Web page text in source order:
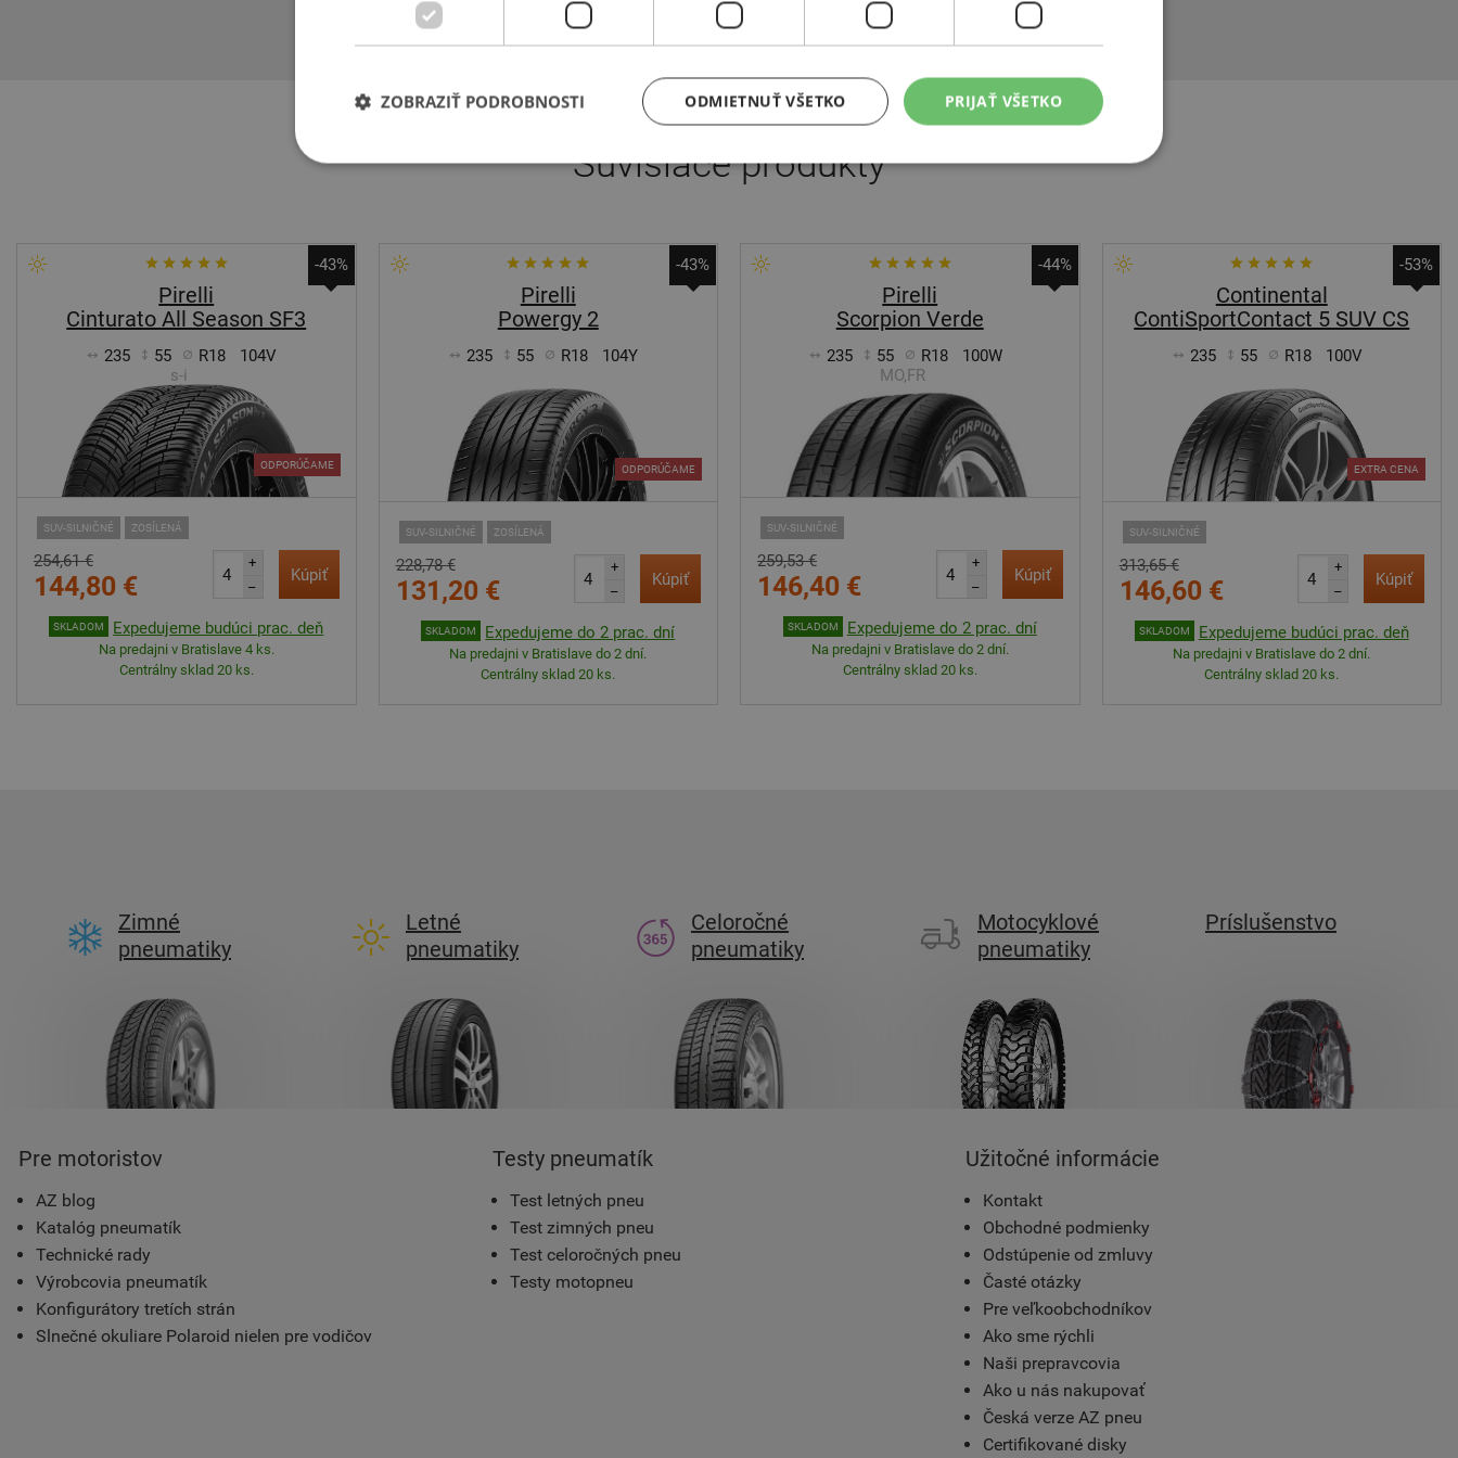
Bridgestone sú ideálnou voľbou pre bezpečnú jazdu cez nástrahy zimy.
Súvisiace produkty
-43%
Pirelli
Cinturato All Season SF3
235 55 R18
104V
s-i
SUV-SILNIČNÉ ZOSÍLENÁ
ODPORÚČAME
254,61 €
144,80 €
+
–
Kúpiť
SKLADOM Expedujeme budúci prac. deň
Na predajni v Bratislave 4 ks.
Centrálny sklad 20 ks.
-43%
Pirelli
Powergy 2
235 55 R18 104Y
SUV-SILNIČNÉ ZOSÍLENÁ
ODPORÚČAME
228,78 €
131,20 €
+
–
Kúpiť
SKLADOM Expedujeme do 2 prac. dní
Na predajni v Bratislave do 2 dní.
Centrálny sklad 20 ks.
-44%
Pirelli
Scorpion Verde
235 55 R18
100W
MO,FR
SUV-SILNIČNÉ
259,53 €
146,40 €
+
–
Kúpiť
SKLADOM Expedujeme do 2 prac. dní
Na predajni v Bratislave do 2 dní.
Centrálny sklad 20 ks.
-53%
Continental
ContiSportContact 5 SUV CS
235 55 R18 100V
SUV-SILNIČNÉ
EXTRA CENA
313,65 €
146,60 €
+
–
Kúpiť
SKLADOM Expedujeme budúci prac. deň
Na predajni v Bratislave do 2 dní.
Centrálny sklad 20 ks.
Zimné
pneumatiky
Letné
pneumatiky
Celoročné
pneumatiky
Motocyklové
pneumatiky
Príslušenstvo
Pre motoristov
AZ blog
Katalóg pneumatík
Technické rady
Výrobcovia pneumatík
Konfigurátory tretích strán
Slnečné okuliare Polaroid nielen pre vodičov
Testy pneumatík
Test letných pneu
Test zimných pneu
Test celoročných pneu
Testy motopneu
Užitočné informácie
Kontakt
Obchodné podmienky
Odstúpenie od zmluvy
Časté otázky
Pre veľkoobchodníkov
Ako sme rýchli
Naši prepravcovia
Ako u nás nakupovať
Česká verze AZ pneu
Certifikované disky
PRIJAŤ VŠETKO
ODMIETNUŤ VŠETKO
ZOBRAZIŤ PODROBNOSTI